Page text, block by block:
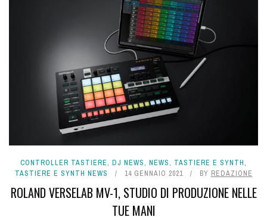
CONTROLLER TASTIERE, DJ NEWS, NEWS, TASTIERE E SYNTH,
TASTIERE E SYNTH NEWS
14 GENNAIO 2021 BY REDAZIONE
ROLAND VERSELAB MV-1, STUDIO DI PRODUZIONE NELLE
TUE MANI